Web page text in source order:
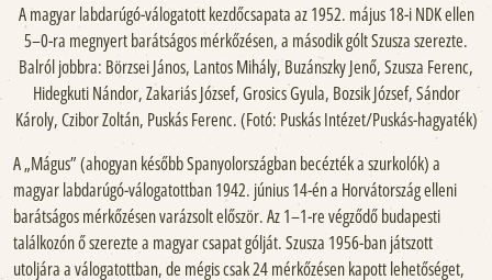
A magyar labdarúgó-válogatott kezdőcsapata az 1952. május 18-i NDK ellen
5–0-ra megnyert barátságos mérkőzésen, a második gólt Szusza szerezte.
Balról jobbra: Börzsei János, Lantos Mihály, Buzánszky Jenő, Szusza Ferenc,
Hidegkuti Nándor, Zakariás József, Grosics Gyula, Bozsik József, Sándor
Károly, Czibor Zoltán, Puskás Ferenc. (Fotó: Puskás Intézet/Puskás-hagyaték)
A „Mágus” (ahogyan később Spanyolországban becézték a szurkolók) a
magyar labdarúgó-válogatottban 1942. június 14-én a Horvátország elleni
barátságos mérkőzésen varázsolt először. Az 1–1-re végződő budapesti
találkozón ő szerezte a magyar csapat gólját. Szusza 1956-ban játszott
utoljára a válogatottban, de mégis csak 24 mérkőzésen kapott lehetőséget,